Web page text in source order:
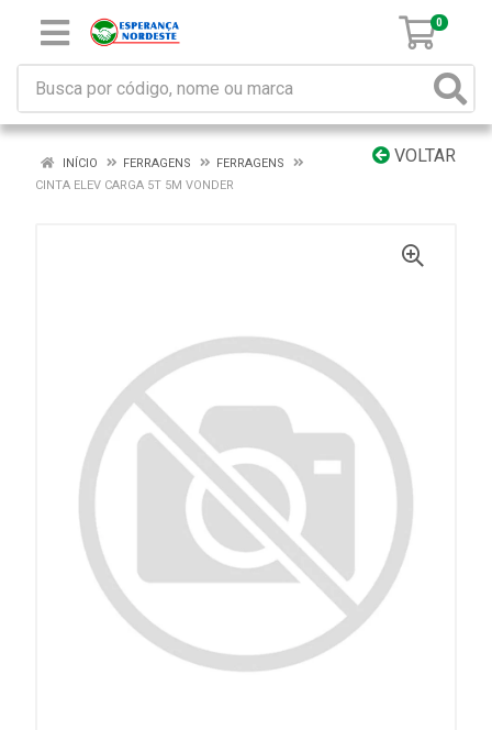
0
VOLTAR
INÍCIO FERRAGENS
FERRAGENS
CINTA ELEV CARGA 5T 5M VONDER